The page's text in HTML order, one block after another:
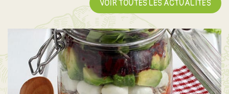
VOIR TOUTES LES ACTUALITÉS